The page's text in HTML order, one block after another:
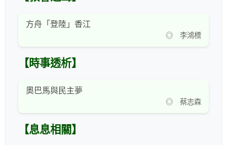
方舟「登陸」香江
◎ 李鴻標
【時事透析】
奧巴馬與民主夢
◎ 蔡志森
【息息相關】